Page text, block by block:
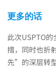
更多的话
此次USPTO
措，同时也折
先”的深层转型